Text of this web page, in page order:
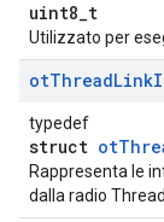
uint8_t
Utilizzato per
otThreadLink
typedef
struct
Rappresenta le
dalla radio Thread.